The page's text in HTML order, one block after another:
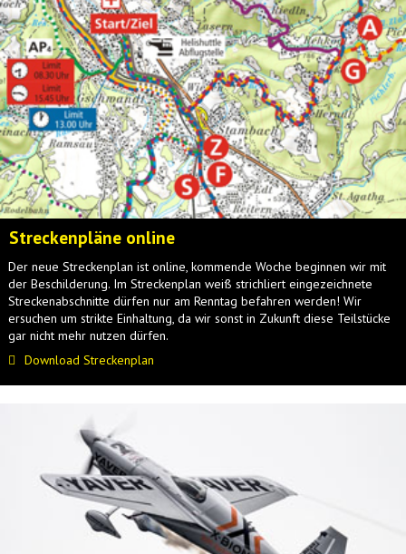
Streckenpläne online
Der neue Streckenplan ist online, kommende Woche beginnen wir mit
der Beschilderung. Im Streckenplan weiß strichliert eingezeichnete
Streckenabschnitte dürfen nur am Renntag befahren werden! Wir
ersuchen um strikte Einhaltung, da wir sonst in Zukunft diese Teilstücke
gar nicht mehr nutzen dürfen.
Download Streckenplan